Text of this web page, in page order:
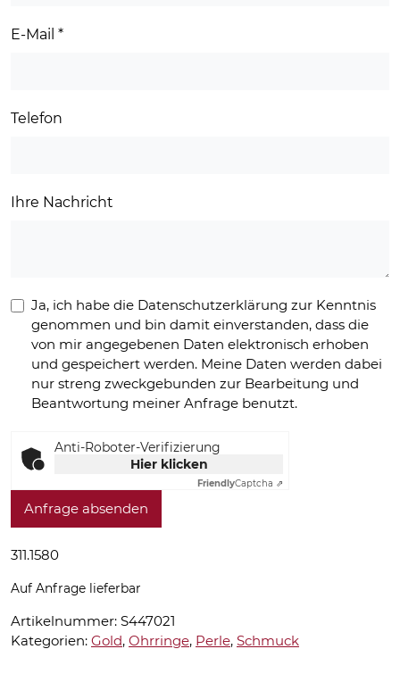
E-Mail *
Telefon
Ihre Nachricht
Ja, ich habe die Datenschutzerklärung zur Kenntnis
genommen und bin damit einverstanden, dass die
von mir angegebenen Daten elektronisch erhoben
und gespeichert werden. Meine Daten werden dabei
nur streng zweckgebunden zur Bearbeitung und
Beantwortung meiner Anfrage benutzt.
Anti-Roboter-Verifizierung
Hier klicken
FriendlyCaptcha ⇗
Anfrage absenden
311.1580
Auf Anfrage lieferbar
Artikelnummer: S447021
Kategorien: Gold, Ohrringe, Perle, Schmuck